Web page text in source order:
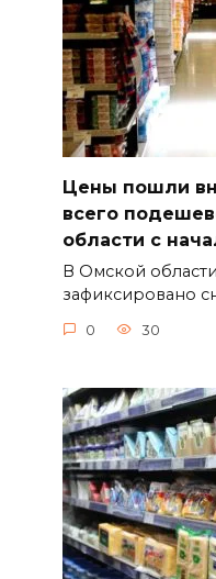
Цены пошли
всего
области с
В Омской
зафиксировано
0 30